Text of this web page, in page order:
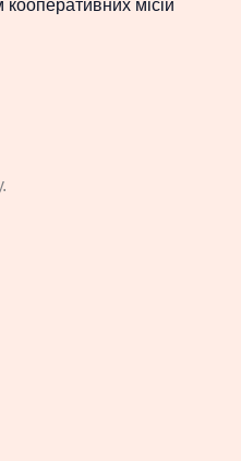
місій